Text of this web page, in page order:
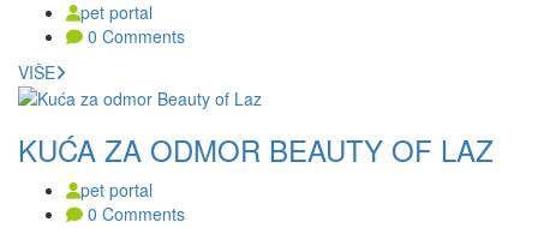
pet portal
0 Comments
VIŠE
KUĆA ZA ODMOR BEAUTY OF LAZ
pet portal
0 Comments